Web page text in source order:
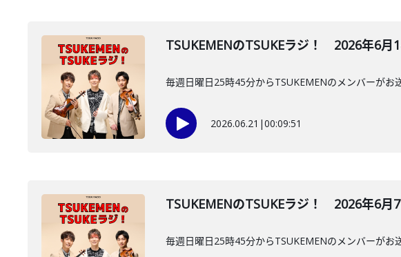
TSUKEMENのTSUKEラジ！ 2026年6月
毎週日曜日25時45分からTSUKEMENのメンバーがお
2026.06.21 |00:09:51
TSUKEMENのTSUKEラジ！ 2026年6月
毎週日曜日25時45分からTSUKEMENのメンバーがお